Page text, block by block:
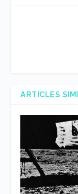
ARTICLES